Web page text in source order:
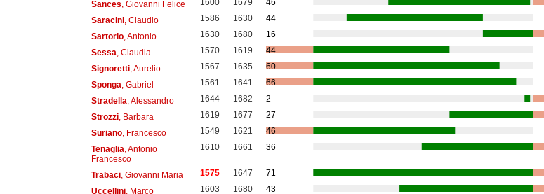
Sances , Giovanni Felice 1600 1679
46
Saracini, Claudio 1586 1630
44
Sartorio, Antonio 1630 1680
16
Sessa , Claudia 1570 1619
44
Signoretti, Aurelio 1567 1635
60
Sponga , Gabriel 1561 1641
66
Stradella , Alessandro 1644 1682
2
Strozzi, Barbara 1619 1677
27
Suriano, Francesco 1549 1621
46
Tenaglia , Antonio
Francesco
1610 1661 36
Trabaci, Giovanni Maria 1575 1647
71
Uccellini, Marco 1603 1680 43